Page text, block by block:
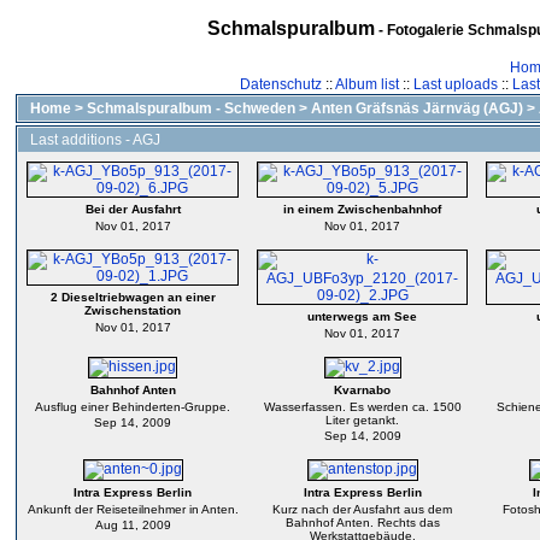
Schmalspuralbum- Fotogalerie
Datenschutz::Album list:: Last uploads::
Home > Schmalspuralbum - Schweden > Anten Gräfsnäs Järnväg (AGJ) >
Last additions - AGJ
Bei der Ausfahrt
Nov 01, 2017
in einem Zwischenbahnhof
Nov 01, 2017
2 Dieseltriebwagen an einer
Zwischenstation
Nov 01, 2017
unterwegs am See
Nov 01, 2017
Bahnhof Anten
Ausflug einer Behinderten-Gruppe.
Sep 14, 2009
Kvarnabo
Wasserfassen. Es werden ca. 1500
Liter getankt.
Sep 14, 2009
Intra Express Berlin
Ankunft der Reiseteilnehmer in Anten.
Aug 11, 2009
Intra Express Berlin
Kurz nach der Ausfahrt aus dem
Bahnhof Anten. Rechts das
Werkstattgebäude.